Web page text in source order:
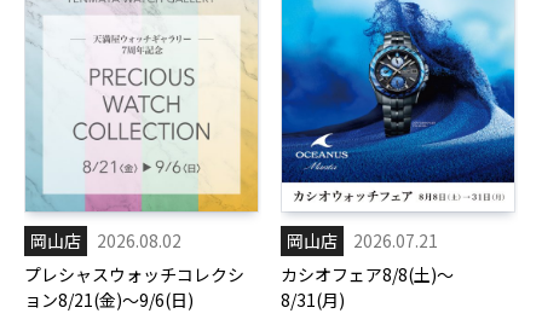
岡山店
2026.08.02
プレシャスウォッチコレクシ
ョン8/21(金)～9/6(日)
岡山店
2026.07.21
カシオフェア8/8(土)～
8/31(月)